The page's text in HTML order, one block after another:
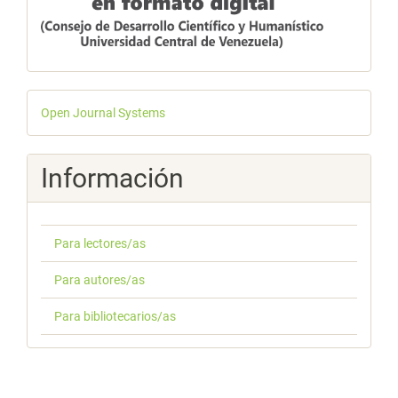
Desarrollado
por
Open Journal Systems
Información
Para lectores/as
Para autores/as
Para bibliotecarios/as